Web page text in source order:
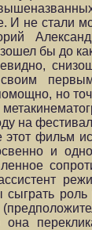
И не стали
бы до
но
на
фильм
и
сыграть